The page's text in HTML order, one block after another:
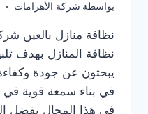
بواسطة شركة الأهرامات
نظافة منازل بالعين
نظافة المنازل بهدف
يبحثون عن جودة
في بناء سمعة قوية
في هذا المجال بفضل